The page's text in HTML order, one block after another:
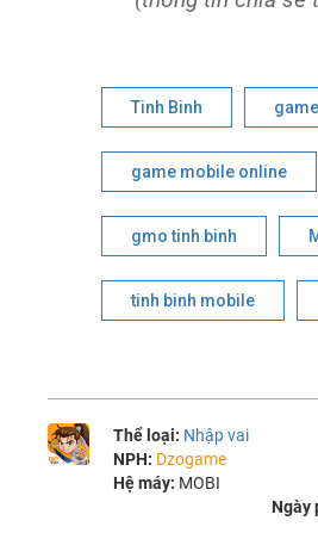
Tinh Binh
game mobile online
gmo tinh binh
tinh binh mobile
Thể loại: Nhập vai
NPH: Dzogame
Hệ máy: MOBI
Ngày